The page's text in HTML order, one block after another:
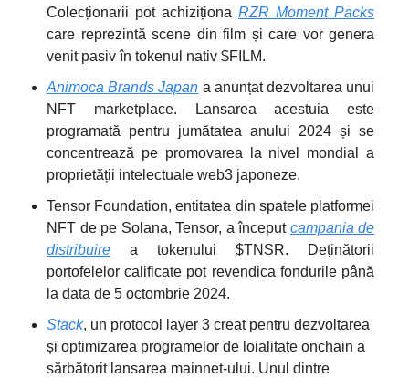
Colecționarii pot achiziționa RZR Moment Packs
care reprezintă scene din film și care vor genera
venit pasiv în tokenul nativ $FILM.
Animoca Brands Japan a anunțat dezvoltarea unui
NFT marketplace. Lansarea acestuia este
programată pentru jumătatea anului 2024 și se
concentrează pe promovarea la nivel mondial a
proprietății intelectuale web3 japoneze.
Tensor Foundation, entitatea din spatele platformei
NFT de pe Solana, Tensor, a început campania de
distribuire a tokenului $TNSR. Deținătorii
portofelelor calificate pot revendica fondurile până
la data de 5 octombrie 2024.
Stack, un protocol layer 3 creat pentru dezvoltarea
și optimizarea programelor de loialitate onchain a
sărbătorit lansarea mainnet-ului. Unul dintre